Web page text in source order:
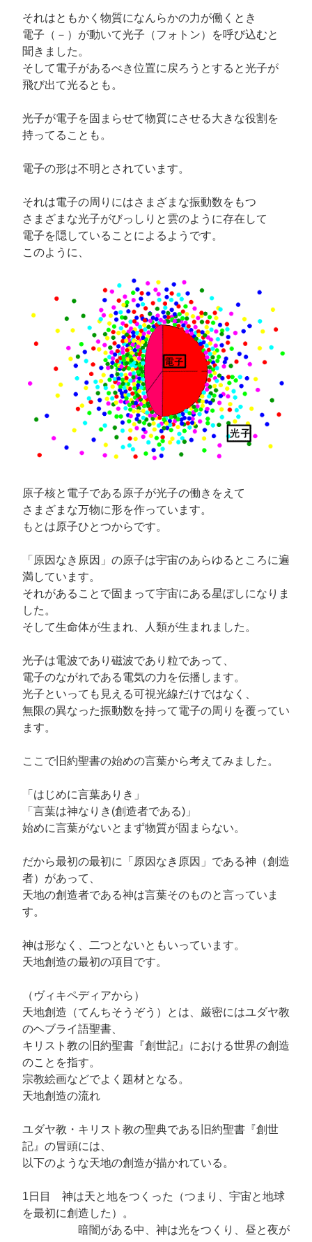
それはともかく物質になんらかの力が働くとき
電子（－）が動いて光子（フォトン）を呼び込むと
聞きました。
そして電子があるべき位置に戻ろうとすると光子が
飛び出て光るとも。
光子が電子を固まらせて物質にさせる大きな役割を
持ってることも。
電子の形は不明とされています。
それは電子の周りにはさまざまな振動数をもつ
さまざまな光子がびっしりと雲のように存在して
電子を隠していることによるようです。
このように、
原子核と電子である原子が光子の働きをえて
さまざまな万物に形を作っています。
もとは原子ひとつからです。
「原因なき原因」の原子は宇宙のあらゆるところに遍
満しています。
それがあることで固まって宇宙にある星ぼしになりま
した。
そして生命体が生まれ、人類が生まれました。
光子は電波であり磁波であり粒であって、
電子のながれである電気の力を伝播します。
光子といっても見える可視光線だけではなく、
無限の異なった振動数を持って電子の周りを覆ってい
ます。
ここで旧約聖書の始めの言葉から考えてみました。
「はじめに言葉ありき」
「言葉は神なりき(創造者である)」
始めに言葉がないとまず物質が固まらない。
だから最初の最初に「原因なき原因」である神（創造
者）があって、
天地の創造者である神は言葉そのものと言っていま
す。
神は形なく、二つとないともいっています。
天地創造の最初の項目です。
（ヴィキペディアから）
天地創造（てんちそうぞう）とは、厳密にはユダヤ教
のヘブライ語聖書、
キリスト教の旧約聖書『創世記』における世界の創造
のことを指す。
宗教絵画などでよく題材となる。
天地創造の流れ
ユダヤ教・キリスト教の聖典である旧約聖書『創世
記』の冒頭には、
以下のような天地の創造が描かれている。
1日目 神は天と地をつくった（つまり、宇宙と地球
を最初に創造した）。
暗闇がある中、神は光をつくり、昼と夜が